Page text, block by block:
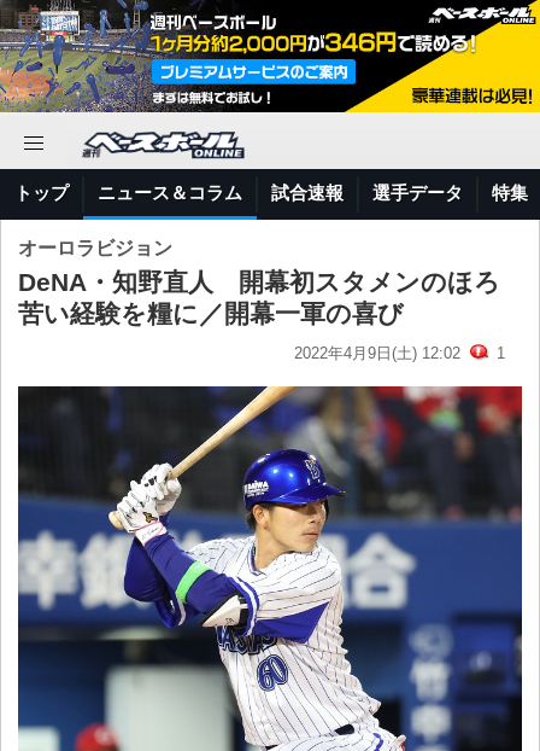
トップ ニュース＆コラム 試合速報 選手データ 特集
オーロラビジョン
DeNA・知野直人 開幕初スタメンのほろ
苦い経験を糧に／開幕一軍の喜び
2022年4月9日(土) 12:02 1